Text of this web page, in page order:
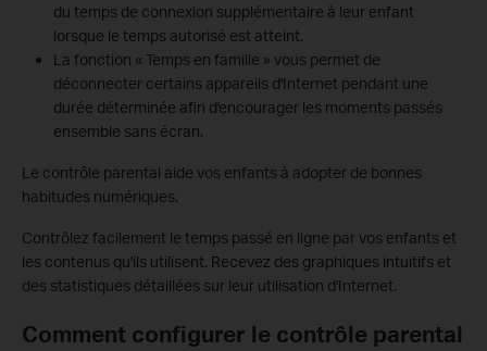
du temps de connexion supplémentaire à leur enfant
lorsque le temps autorisé est atteint.
La fonction « Temps en famille » vous permet de
déconnecter certains appareils d'Internet pendant une
durée déterminée afin d'encourager les moments passés
ensemble sans écran.
Le contrôle parental aide vos enfants à adopter de bonnes
habitudes numériques.
Contrôlez facilement le temps passé en ligne par vos enfants et
les contenus qu'ils utilisent. Recevez des graphiques intuitifs et
des statistiques détaillées sur leur utilisation d'Internet.
Comment configurer le contrôle parental